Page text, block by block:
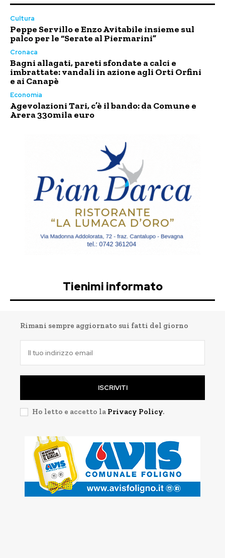
Cultura
Peppe Servillo e Enzo Avitabile insieme sul
palco per le “Serate al Piermarini”
Cronaca
Bagni allagati, pareti sfondate a calci e
imbrattate: vandali in azione agli Orti Orfini
e ai Canapè
Economia
Agevolazioni Tari, c’è il bando: da Comune e
Arera 330mila euro
Tienimi informato
Rimani sempre aggiornato sui fatti del giorno
ISCRIVITI
Ho letto e accetto la Privacy Policy.